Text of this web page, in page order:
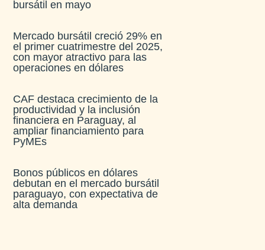
bursátil en mayo
Mercado bursátil creció 29% en
el primer cuatrimestre del 2025,
con mayor atractivo para las
operaciones en dólares
CAF destaca crecimiento de la
productividad y la inclusión
financiera en Paraguay, al
ampliar financiamiento para
PyMEs
Bonos públicos en dólares
debutan en el mercado bursátil
paraguayo, con expectativa de
alta demanda